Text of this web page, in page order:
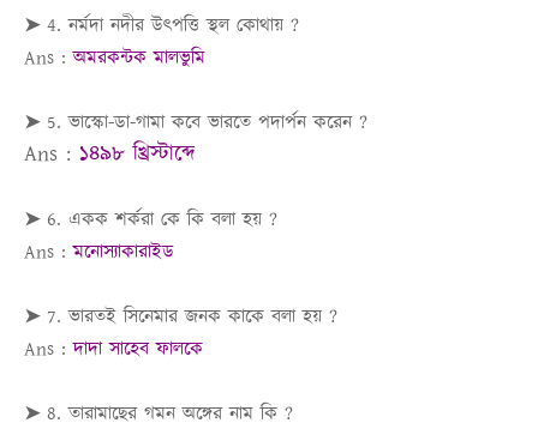
➤ 4. নর্মদা নদীর উৎপত্তি স্থল কোথায় ?
Ans :অমরকন্টক মালভুমি
➤ 5. ভাস্কো-ডা-গামা কবে ভারতে পদার্পন করেন ?
Ans : ১৪৯৮ খ্রিস্টাব্দে
➤ 6. একক শর্করা কে কি বলা হয় ?
Ans :মনোস্যাকারাইড
➤ 7. ভারতই সিনেমার জনক কাকে বলা হয় ?
Ans :দাদা সাহেব ফালকে
➤ 8. তারামাছের গমন অঙ্গের নাম কি ?